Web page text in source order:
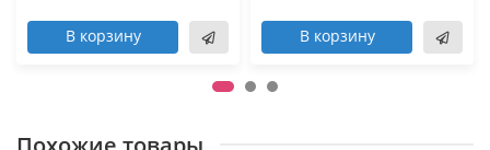
В корзину В корзину